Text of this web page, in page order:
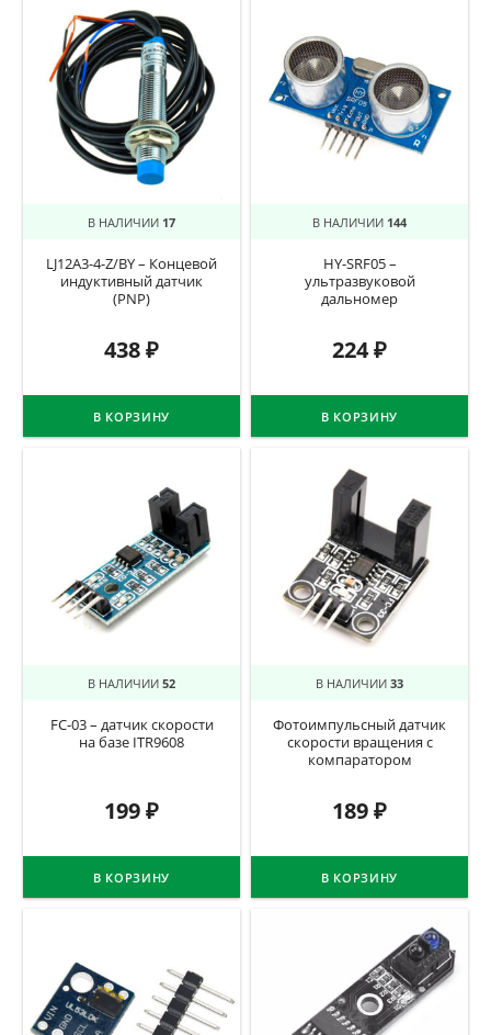
В НАЛИЧИИ 17
LJ12A3-4-Z/BY – Концевой
индуктивный датчик
(PNP)
438₽
В КОРЗИНУ
В НАЛИЧИИ 144
HY-SRF05 –
ультразвуковой
дальномер
224₽
В КОРЗИНУ
В НАЛИЧИИ 52
FC-03 – датчик скорости
на базе ITR9608
199₽
В КОРЗИНУ
В НАЛИЧИИ 33
Фотоимпульсный датчик
скорости вращения с
компаратором
189₽
В КОРЗИНУ